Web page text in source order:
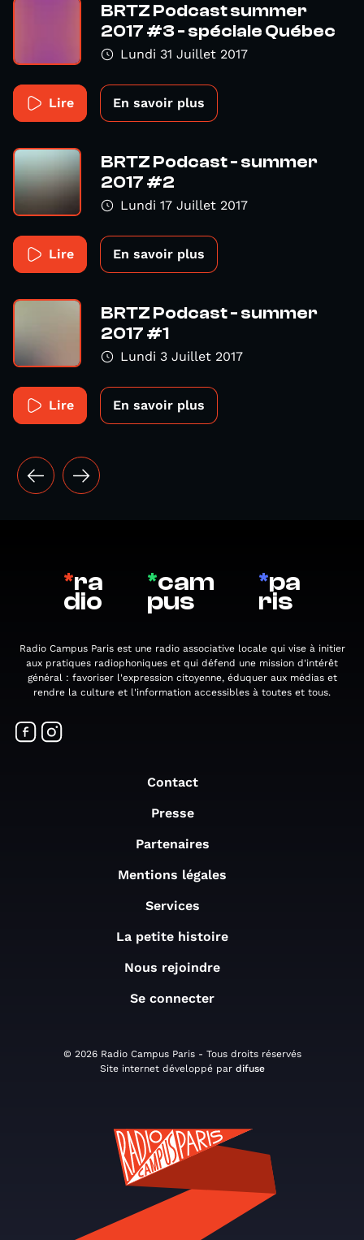
BRTZ Podcast summer
2017 #3 - spéciale Québec
Lundi 31 Juillet 2017
Lire En savoir plus
BRTZ Podcast - summer
2017 #2
Lundi 17 Juillet 2017
Lire En savoir plus
BRTZ Podcast - summer
2017 #1
Lundi 3 Juillet 2017
Lire En savoir plus
*ra
dio
*cam
pus
*pa
ris
Radio Campus Paris est une radio associative locale qui vise à initier
aux pratiques radiophoniques et qui défend une mission d'intérêt
général : favoriser l'expression citoyenne, éduquer aux médias et
rendre la culture et l'information accessibles à toutes et tous.
Contact
Presse
Partenaires
Mentions légales
Services
La petite histoire
Nous rejoindre
Se connecter
© 2026 Radio Campus Paris - Tous droits réservés
Site internet développé par difuse